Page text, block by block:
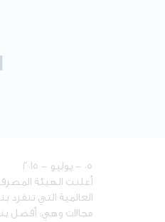
٠٥ - يوليو - ٢٠١٥
العالمية التي تنفرد